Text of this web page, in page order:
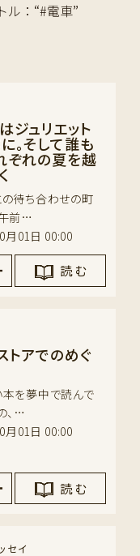
ル：“#電車”
ジュリエット
。そして誰も
ぞれの夏を越
待ち合わせの町
前…
月01日 00:00
読 む
トアでのめぐ
を夢中で読んで
、…
月01日 00:00
読 む
セイ